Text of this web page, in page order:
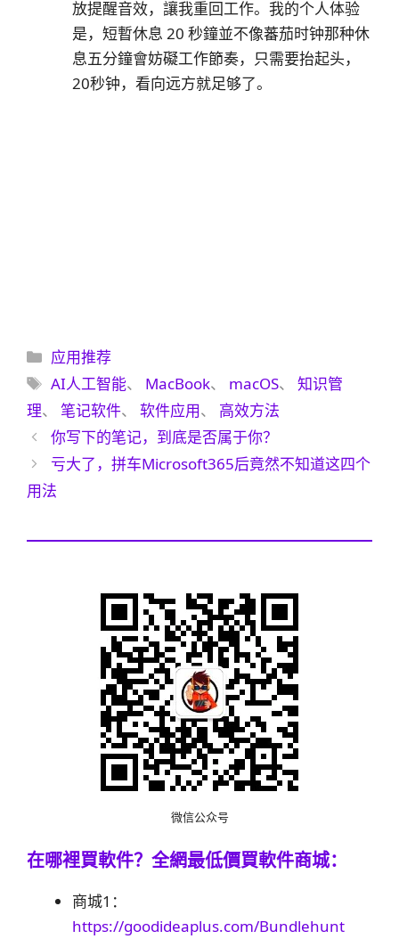
放提醒音效，讓我重回工作。我的个人体验
是，短暫休息 20 秒鐘並不像蕃茄时钟那种休
息五分鐘會妨礙工作節奏，只需要抬起头，
20秒钟，看向远方就足够了。
分
类
应用推荐
标
签
AI人工智能、 MacBook、 macOS、知识管
理、 笔记软件、 软件应用、 高效方法
你写下的笔记，到底是否属于你？
亏大了，拼车Microsoft365后竟然不知道这四个
用法
微信公众号
在哪裡買軟件？ 全網最低價買軟件商城：
商城1：
https://goodideaplus.com/Bundlehunt